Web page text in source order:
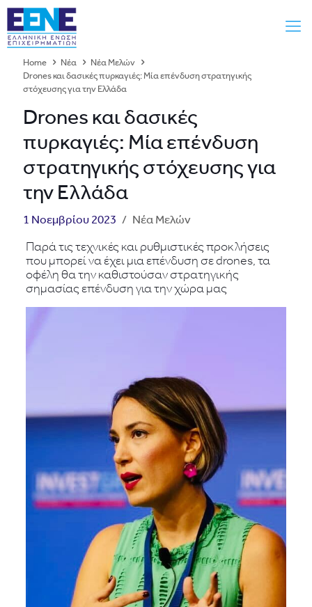
Home Νέα
Νέα Μελών
Drones και δασικές πυρκαγιές: Μία επένδυση στρατηγικής
στόχευσης για την Ελλάδα
Drones και δασικές
πυρκαγιές: Μία επένδυση
στρατηγικής στόχευσης για
την Ελλάδα
1 Νοεμβρίου 2023 / Νέα Μελών
Παρά τις τεχνικές και ρυθμιστικές προκλήσεις
που μπορεί να έχει μια επένδυση σε drones, τα
οφέλη θα την καθιστούσαν στρατηγικής
σημασίας επένδυση για την χώρα μας